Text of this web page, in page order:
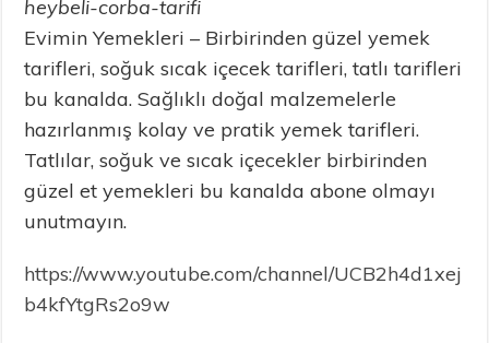
heybeli-corba-tarifi
Evimin Yemekleri – Birbirinden güzel yemek
tarifleri, soğuk sıcak içecek tarifleri, tatlı tarifleri
bu kanalda. Sağlıklı doğal malzemelerle
hazırlanmış kolay ve pratik yemek tarifleri.
Tatlılar, soğuk ve sıcak içecekler birbirinden
güzel et yemekleri bu kanalda abone olmayı
unutmayın.
https://www.youtube.com/channel/UCB2h4d1xej
b4kfYtgRs2o9w